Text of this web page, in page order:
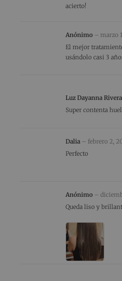
acierto!
Anónimo – marzo
El mejor
usándolo casi 3
Luz Dayanna
Super contenta
Dalia – febrero 2,
Perfecto
Anónimo –
Queda liso y